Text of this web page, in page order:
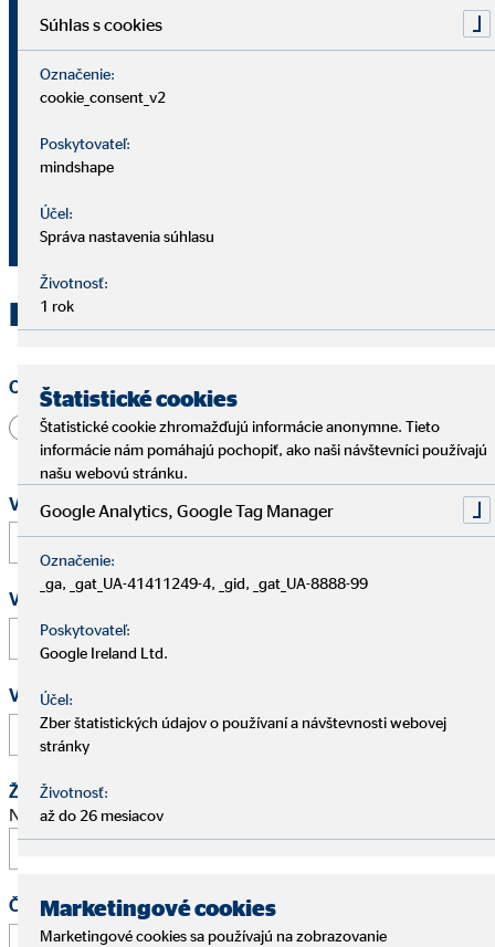
obchodný vedúci pre OVB Allfinanz
Slovensko a.s.
Námestie Slovenskej Republiky 23
014 01 Bytča
gajdoserik1@ovbmail.eu
Kontaktujte OVB Bytča
Oslovenie
Pán Pani Iné
Vaše meno a priezvisko
Vaša e-mailová adresa
Vaše telefónne číslo
Žiadosť o schôdzku
Navrhnite stretnutie na osobný pohovor.
Čas
:
Súhlas s cookies
Označenie:
cookie_consent_v2
Poskytovateľ:
mindshape
Účel:
Správa nastavenia súhlasu
Životnosť:
1 rok
Štatistické cookies
Štatistické cookie zhromažďujú informácie anonymne. Tieto
informácie nám pomáhajú pochopiť, ako naši návštevníci používajú
našu webovú stránku.
Google Analytics, Google Tag Manager
Označenie:
_ga, _gat_UA-41411249-4, _gid, _gat_UA-8888-99
Poskytovateľ:
Google Ireland Ltd.
Účel:
Zber štatistických údajov o používaní a návštevnosti webovej
stránky
Životnosť:
až do 26 mesiacov
Marketingové cookies
Marketingové cookies sa používajú na zobrazovanie